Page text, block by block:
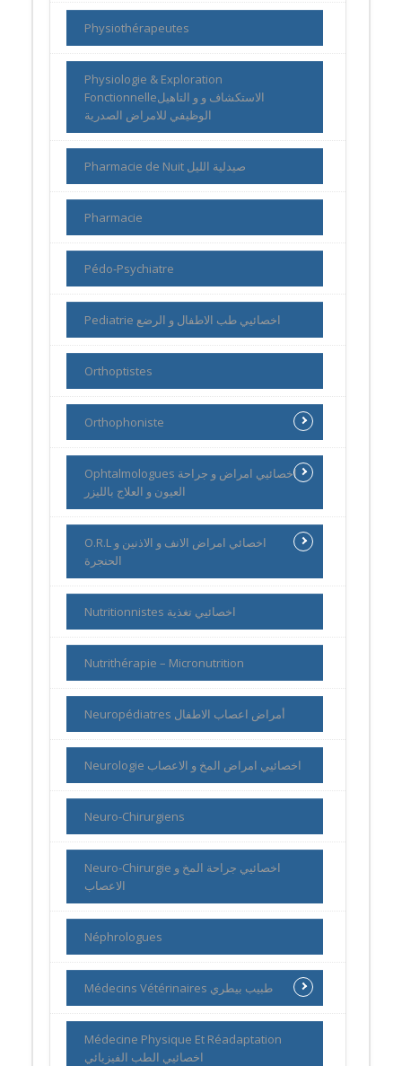
Physiothérapeutes
Physiologie & Exploration
Fonctionnelleالاستكشاف و و التاهيل
الوظيفي للامراض الصدرية
Pharmacie de Nuit صيدلية الليل
Pharmacie
Pédo-Psychiatre
Pediatrie اخصائيي طب الاطفال و الرضع
Orthoptistes
Orthophoniste
Ophtalmologues اخصائيي امراض و جراحة
العيون و العلاج بالليزر
O.R.L اخصائي امراض الانف و الاذنين و
الحنجرة
Nutritionnistes اخصائيي تغذية
Nutrithérapie – Micronutrition
Neuropédiatres أمراض اعصاب الاطفال
Neurologie اخصائيي امراض المخ و الاعصاب
Neuro-Chirurgiens
Neuro-Chirurgie اخصائيي جراحة المخ و
الاعصاب
Néphrologues
Médecins Vétérinaires طبيب بيطري
Médecine Physique Et Réadaptation
اخصائيي الطب الفيزيائي